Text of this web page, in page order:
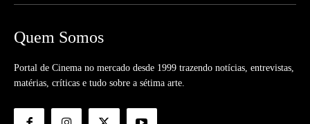
Quem Somos
Portal de Cinema no mercado desde 1999 trazendo notícias, entrevistas,
matérias, críticas e tudo sobre a sétima arte.